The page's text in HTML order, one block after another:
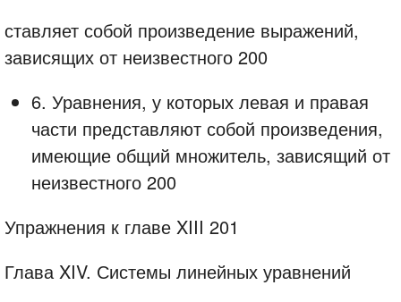
ставляет собой произведение выражений,
зависящих от неизвестного 200
6. Уравнения, у которых левая и правая
части представляют собой произведения,
имеющие общий множитель, зависящий от
неизвестного 200
Упражнения к главе XIII 201
Глава XIV. Системы линейных уравнений